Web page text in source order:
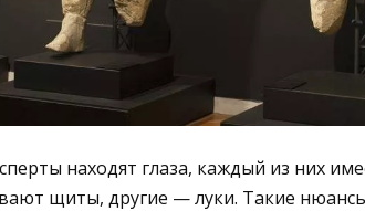
находят глаза, каждый из них
щиты, другие — луки. Такие